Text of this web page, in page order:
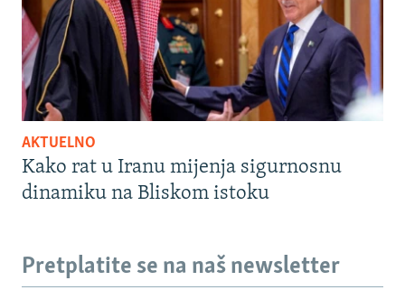
AKTUELNO
Kako rat u Iranu mijenja sigurnosnu
dinamiku na Bliskom istoku
Pretplatite se na naš newsletter